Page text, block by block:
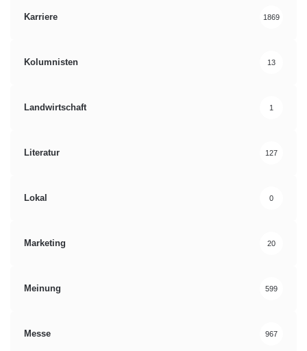
Karriere 1869
Kolumnisten 13
Landwirtschaft 1
Literatur 127
Lokal 0
Marketing 20
Meinung 599
Messe 967